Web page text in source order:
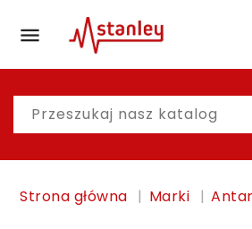

Strona główna Marki Antar